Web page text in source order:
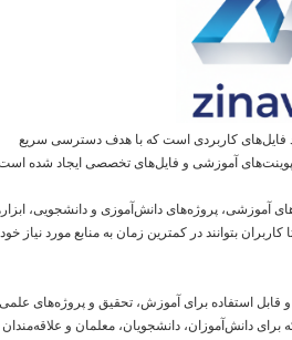
فایل‌های کاربردی است که با هدف دسترسی سریع
آموزشی و فایل‌های تخصصی ایجاد شده
آموزشی، پروژه‌های دانش‌آموزی و دانشجویی،
بتوانند در کمترین زمان به منابع مورد نیاز خود
و قابل استفاده برای آموزش، تحقیق و پروژه‌های علمی
دانش‌آموزان، دانشجویان، معلمان و علاقه‌مندان